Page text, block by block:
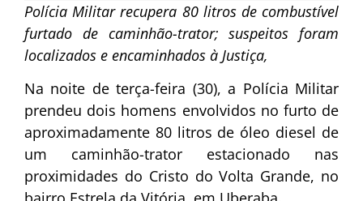
Polícia Militar recupera 80 litros de combustível
furtado de caminhão-trator; suspeitos foram
localizados e encaminhados à Justiça,
Na noite de terça-feira (30), a Polícia Militar
prendeu dois homens envolvidos no furto de
aproximadamente 80 litros de óleo diesel de
um caminhão-trator estacionado nas
proximidades do Cristo do Volta Grande, no